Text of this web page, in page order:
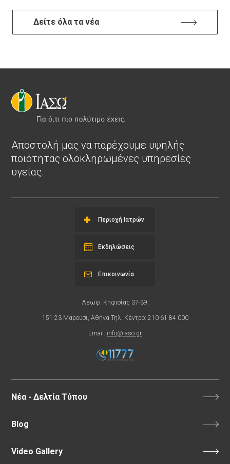
Δείτε όλα τα νέα
Αποστολή μας να παρέχουμε υψηλής
ποιότητας ολοκληρωμένες υπηρεσίες
υγείας.
Περιοχή Ιατρών
Εκδηλώσεις
Λεωφ. Κηφισίας 37-39,
151 23 Μαρούσι, Αθήνα Τηλ. Κέντρο: 210 61 84 000
Email: info@iaso.gr
Επικοινωνία
Νέα - Δελτία Τύπου
Blog
Video Gallery